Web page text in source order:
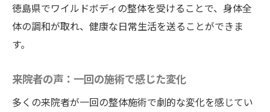
徳島県でワイルドボディの整体を受けることで、身体全
体の調和が取れ、健康な日常生活を送ることができま
す。
来院者の声：一回の施術で感じた変化
多くの来院者が一回の整体施術で劇的な変化を感じてい